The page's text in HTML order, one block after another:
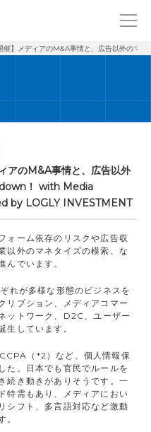
催】メディアのM&A事情と、広告以外の
アのM&A事情と、広告以外
down！ with Media
by LOGLY INVESTMENT
ォーム依存のリスクや広告収
以外のマネタイズの模索、な
んでいます。
れが多様な形態のビジネスを
リプション、メディアコマー
ットワーク、D2C、ユーザー
生しています。
（*2）など、個人情報保
た。日本でも官民でルールを
続き動きがありそうです。一
特需もあり、メディアにおい
シフト、多言語対応など激動
。